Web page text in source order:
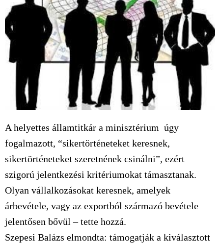
A helyettes államtitkár a minisztérium úgy
fogalmazott, “sikertörténeteket keresnek,
sikertörténeteket szeretnének csinálni”, ezért
szigorú jelentkezési kritériumokat támasztanak.
Olyan vállalkozásokat keresnek, amelyek
árbevétele, vagy az exportból származó bevétele
jelentősen bővül – tette hozzá.
Szepesi Balázs elmondta: támogatják a kiválasztott